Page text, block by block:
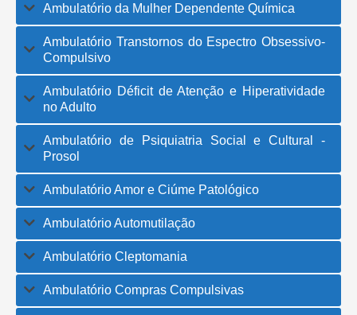
Ambulatório da Mulher Dependente Química
Ambulatório Transtornos do Espectro Obsessivo-
Compulsivo
Ambulatório Déficit de Atenção e Hiperatividade
no Adulto
Ambulatório de Psiquiatria Social e Cultural -
Prosol
Ambulatório Amor e Ciúme Patológico
Ambulatório Automutilação
Ambulatório Cleptomania
Ambulatório Compras Compulsivas